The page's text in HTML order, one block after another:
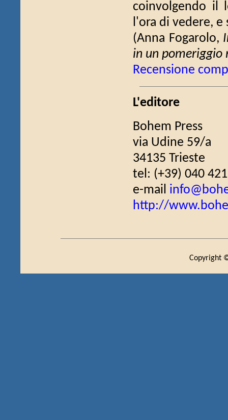
coinvolgendo il
l'ora di vedere, e
(Anna Fogarolo,
in un pomeriggio
Recensione
L'editore
Bohem Press
via Udine 59/a
34135 Trieste
tel: (+39) 040
e-mail
http://
Copyright